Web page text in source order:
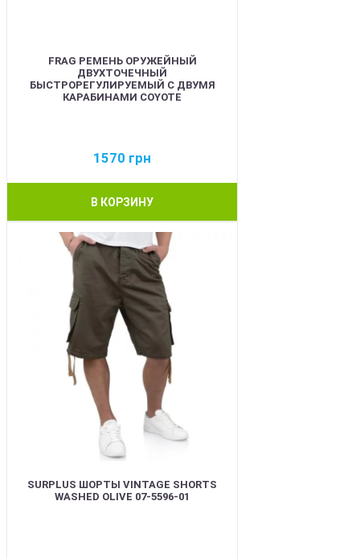
FRAG РЕМЕНЬ ОРУЖЕЙНЫЙ
ДВУХТОЧЕЧНЫЙ
БЫСТРОРЕГУЛИРУЕМЫЙ С ДВУМЯ
КАРАБИНАМИ COYOTE
1570 грн
В КОРЗИНУ
SURPLUS ШОРТЫ VINTAGE SHORTS
WASHED OLIVE 07-5596-01